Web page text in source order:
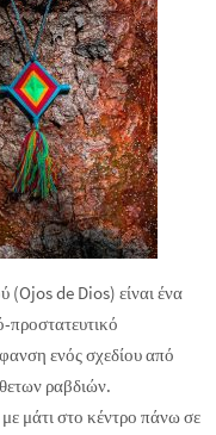
(Ojos de Dios) είναι ένα
προστατευτικό
ενός σχεδίου από
ραβδιών.
με μάτι στο κέντρο πάνω σε